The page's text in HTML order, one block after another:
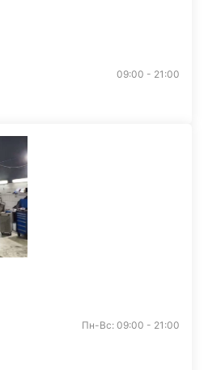
09:00 - 21:00
Пн-Вс: 09:00 - 21:00